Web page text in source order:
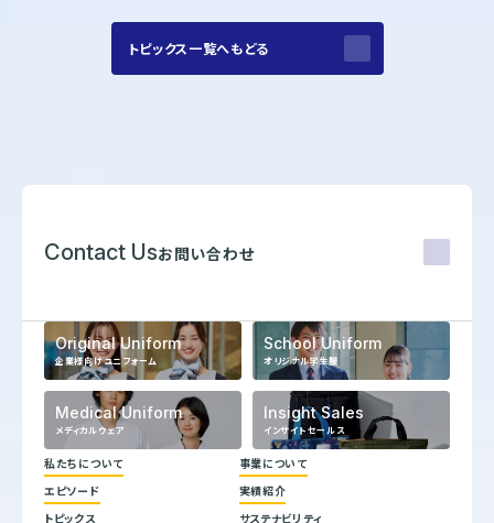
トピックス一覧へもどる
Contact Usお問い合わせ
Original Uniform
企業様向けユニフォーム
School Uniform
オリジナル学生服
Medical Uniform
メディカルウェア
Insight Sales
インサイトセールス
私たちについて
代表メッセージ
事業について
エピソード
実績紹介
トピックス
サステナビリティ